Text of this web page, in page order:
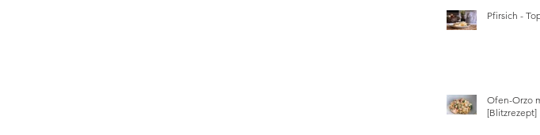
Pfirsich -
Ofen-Orzo
[Blitzrezept]